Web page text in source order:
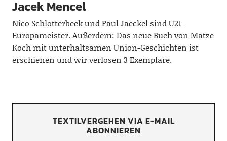
Jacek Mencel
Nico Schlotterbeck und Paul Jaeckel sind U21-
Europameister. Außerdem: Das neue Buch von Matze
Koch mit unterhaltsamen Union-Geschichten ist
erschienen und wir verlosen 3 Exemplare.
TEXTILVERGEHEN VIA E-MAIL
ABONNIEREN